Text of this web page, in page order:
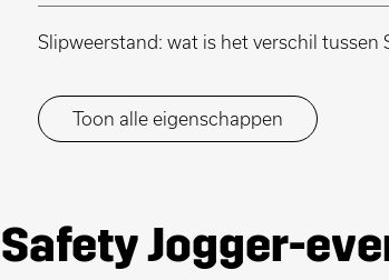
Slipweerstand: wat is het verschil tussen
Toon alle eigenschappen
Safety Jogger-